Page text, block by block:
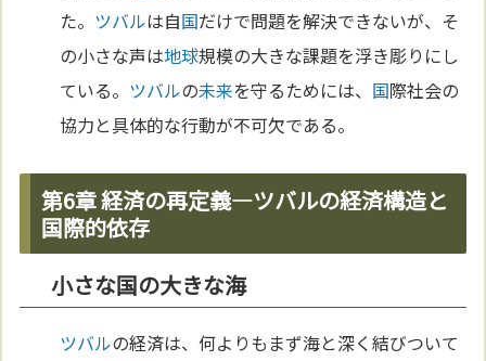
た。 ツバルは自国だけで問題を解決できないが、そ
の小さな声は地球規模の大きな課題を浮き彫りにし
ている。 ツバルの未来を守るためには、 国際社会の
協力と具体的な行動が不可欠である。
第6章 経済の再定義―ツバルの経済構造と
国際的依存
小さな国の大きな海
ツバルの経済は、何よりもまず海と深く結びついて